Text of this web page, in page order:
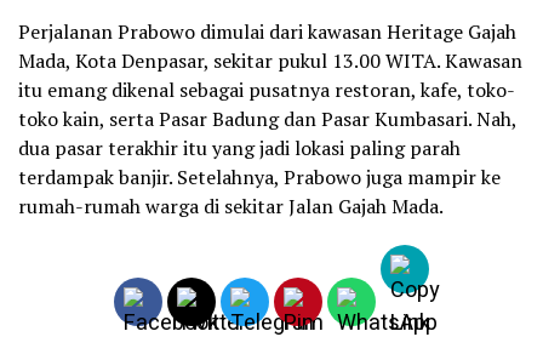
Perjalanan Prabowo dimulai dari kawasan Heritage Gajah
Mada, Kota Denpasar, sekitar pukul 13.00 WITA. Kawasan
itu emang dikenal sebagai pusatnya restoran, kafe, toko-
toko kain, serta Pasar Badung dan Pasar Kumbasari. Nah,
dua pasar terakhir itu yang jadi lokasi paling parah
terdampak banjir. Setelahnya, Prabowo juga mampir ke
rumah-rumah warga di sekitar Jalan Gajah Mada.